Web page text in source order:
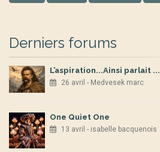
Derniers forums
L’aspiration...Ainsi parlait ...
26 avril - Medvesek marc
One Quiet One
13 avril - isabelle bacquenois